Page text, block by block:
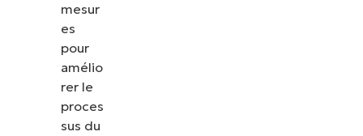
mesur
es
pour
amélio
rer le
proces
sus du